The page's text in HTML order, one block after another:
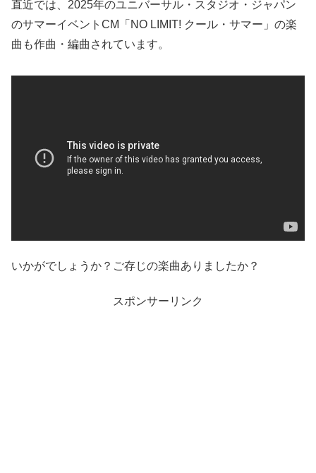
直近では、2025年のユニバーサル・スタジオ・ジャパン
のサマーイベントCM「NO LIMIT! クール・サマー」の楽
曲も作曲・編曲されています。
いかがでしょうか？ご存じの楽曲ありましたか？
スポンサーリンク